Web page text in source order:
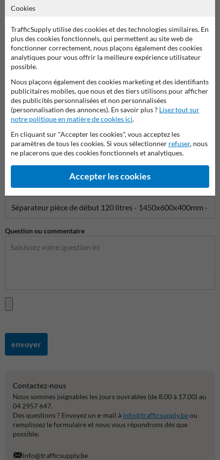
Nom*
Nom de l'entreprise
Adresse e-mail*
Numéro de téléphone
Question ou commentaire
envoyer
Contactez-nous
Nous sommes joignables les jours ouvrables (de 8.00 à 17.00) au
04 2957 647.
Des questions ? Envoyez un e-mail à info@trafficsupply.beou
remplissez le formulaire et nous vous répondrons dès que
possible.
info@trafficsupply.be
Cookies
TrafficSupply utilise des cookies et des technologies similaires. En
plus des cookies fonctionnels, qui permettent au site web de
fonctionner correctement, nous plaçons également des cookies
analytiques pour vous offrir la meilleure expérience utilisateur
possible.
Nous plaçons également des cookies marketing et des identifiants
publicitaires mobiles, que nous et des tiers utilisons pour afficher
des publicités personnalisées et non personnalisées
(personnalisation des annonces). En savoir plus ? Lisez tout sur
notre politique en matière de cookies ici.
En cliquant sur "Accepter les cookies", vous acceptez les
paramètres de tous les cookies. Si vous sélectionner refuser, nous
ne placerons que des cookies fonctionnels et analytiques.
Accepter les cookies